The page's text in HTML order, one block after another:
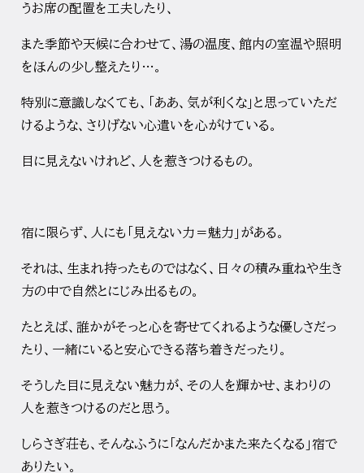
うお席の配置を工夫したり、
また季節や天候に合わせて、湯の温度、館内の室温や照明
をほんの少し整えたり…。
特別に意識しなくても、「ああ、気が利くな」 と思っていただ
けるような、さりげない心遣いを心がけている。
目に見えないけれど、人を惹きつけるもの。
宿に限らず、人にも「見えない力＝魅力」がある。
それは、生まれ持ったものではなく、
日々の積み重ねや生き
方の中で自然とにじみ出るもの。
たとえば、誰かがそっと心を寄せてくれるような優しさだっ
たり、 一緒にいると安心できる落ち着きだったり。
そうした目に見えない魅力が、その人を輝かせ、 まわりの
人を惹きつけるのだと思う。
しらさぎ荘も、そんなふうに「なんだかまた来たくなる」宿で
ありたい。